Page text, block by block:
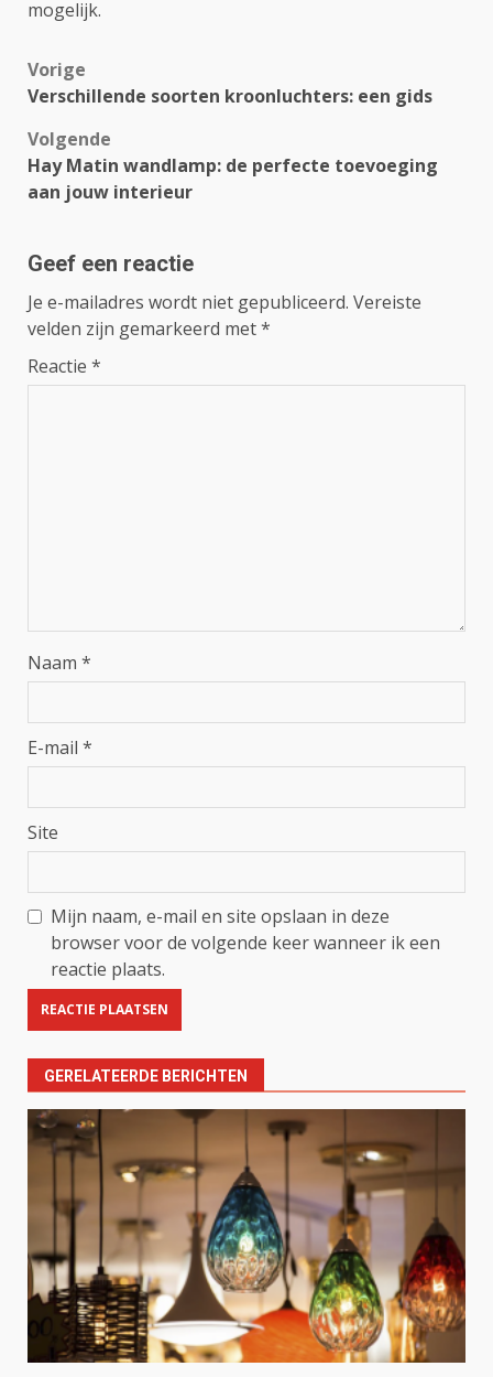
mogelijk.
Bericht
Vorige
Verschillende soorten kroonluchters: een gids
Volgende
Hay Matin wandlamp: de perfecte toevoeging
aan jouw interieur
Geef een reactie
Je e-mailadres wordt niet gepubliceerd. Vereiste
velden zijn gemarkeerd met*
Reactie *
Naam *
E-mail *
Site
Mijn naam, e-mail en site opslaan in deze
browser voor de volgende keer wanneer ik een
reactie plaats.
GERELATEERDE BERICHTEN